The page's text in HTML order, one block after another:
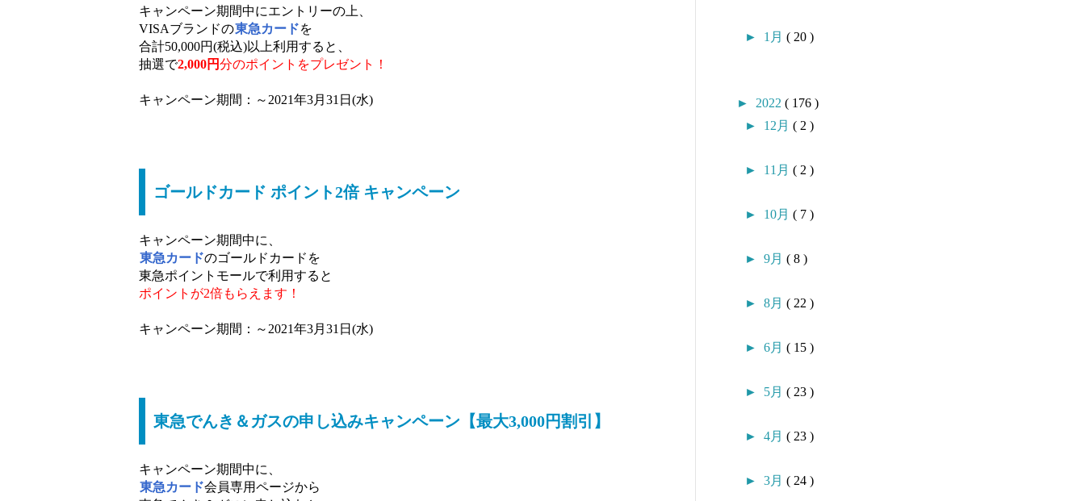
キャンペーン期間中にエントリーの上、
VISAブランドの東急カードを
合計50,000円(税込)以上利用すると、
抽選で2,000円分のポイントをプレゼント！
キャンペーン期間：～2021年3月31日(水)
ゴールドカード ポイント2倍 キャンペーン
キャンペーン期間中に、
東急カードのゴールドカードを
東急ポイントモールで利用すると
ポイントが2倍もらえます！
キャンペーン期間：～2021年3月31日(水)
東急でんき＆ガスの申し込みキャンペーン【最大3,000円割引】
キャンペーン期間中に、
東急カード会員専用ページから
► 1月 ( 20 )
► 2022 ( 176 )
► 12月 ( 2 )
► 11月 ( 2 )
► 10月 ( 7 )
► 9月 ( 8 )
► 8月 ( 22 )
► 6月 ( 15 )
► 5月 ( 23 )
► 4月 ( 23 )
► 3月 ( 24 )